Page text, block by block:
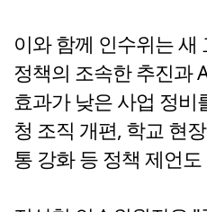
이와 함께 인수위는 새
정책의 조속한 추진과
효과가 낮은 사업 정비
청 조직 개편, 학교 현
통 강화 등 정책 제언